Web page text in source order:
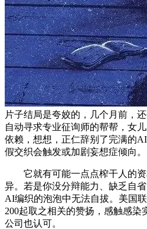
片子结局是夸姣的，几个月前，
自动寻求专业征询师的帮帮，女
依赖，想想，正仁辞别了完满的
假交织会触发或加剧妄想症倾向。
它就有可能一点点榨干人的资
异。若是你没分辩能力、缺乏自
AI编织的泡泡中无法自拔。美国
200起取之相关的赞扬，感触感染
公司也认可。